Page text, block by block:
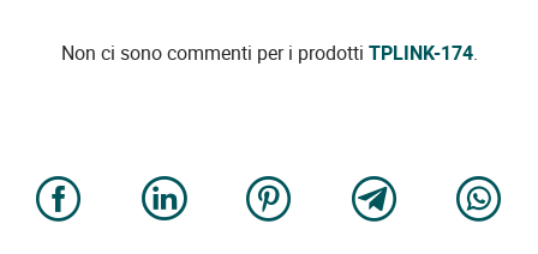
Non ci sono commenti per i prodotti TPLINK-174.